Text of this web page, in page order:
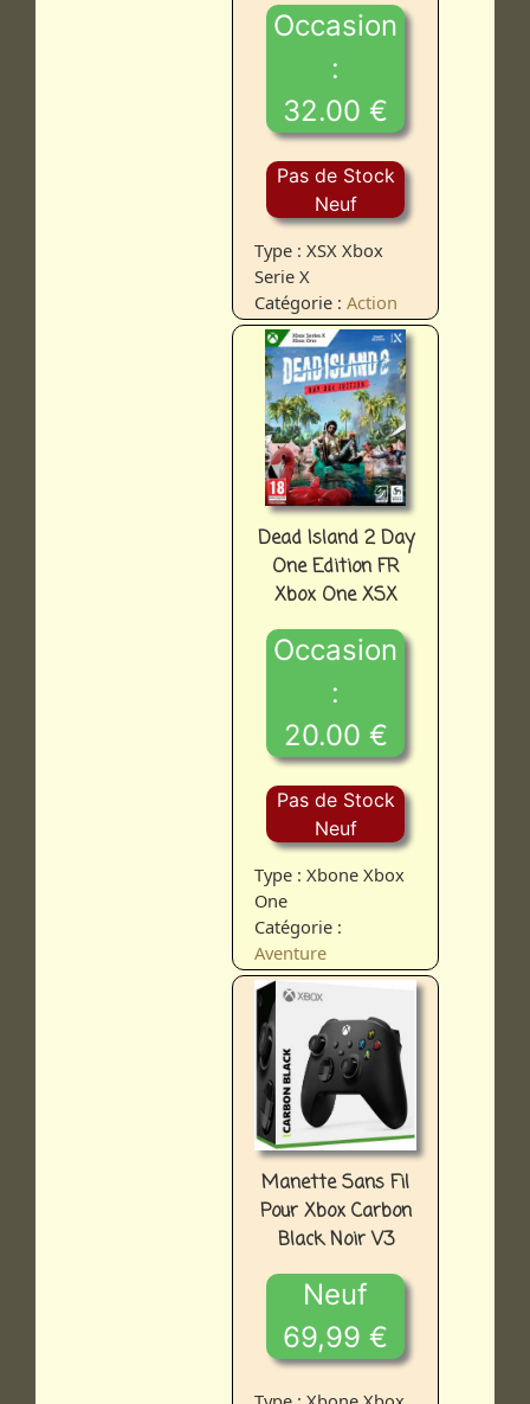
Occasion
:
32.00 €
Pas de Stock
Neuf
Type : XSX Xbox
Serie X
Catégorie :Action
Dead Island 2 Day
One Edition FR
Xbox One XSX
Occasion
:
20.00 €
Pas de Stock
Neuf
Type : Xbone Xbox
One
Catégorie :
Aventure
Manette Sans Fil
Pour Xbox Carbon
Black Noir V3
Neuf
69,99 €